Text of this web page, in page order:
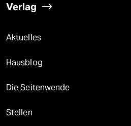
Verlag
Aktuelles
Hausblog
Die Seitenwende
Stellen